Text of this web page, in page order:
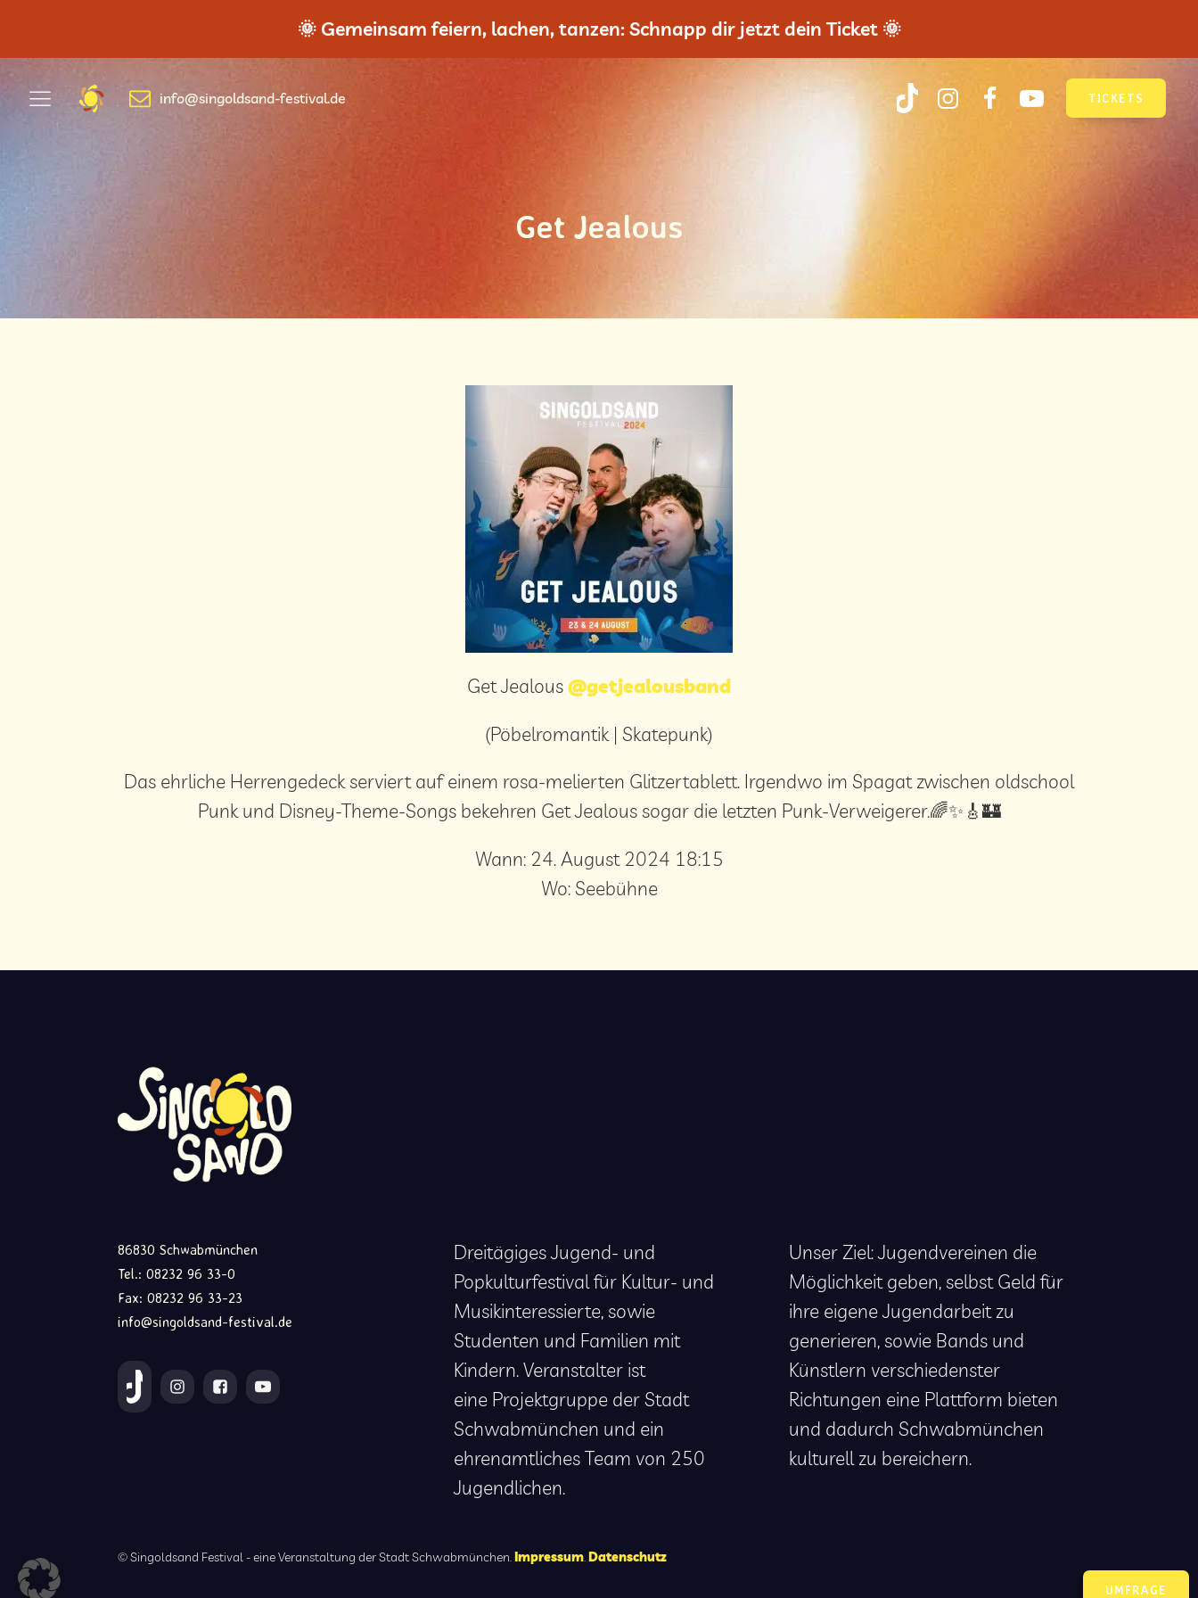
🌞 Gemeinsam feiern, lachen, tanzen: Schnapp dir jetzt dein Ticket 🌞
info@singoldsand-festival.de TICKETS
Get Jealous
Get Jealous@getjealousband
(Pöbelromantik | Skatepunk)
Das ehrliche Herrengedeck serviert auf einem rosa-melierten Glitzertablett. Irgendwo im Spagat zwischen oldschool
Punk und Disney-Theme-Songs bekehren Get Jealous sogar die letzten Punk-Verweigerer.🌈✨🎸🏰
Wann: 24. August 2024 18:15
Wo:Seebühne
86830 Schwabmünchen
Tel.: 08232 96 33-0
Fax: 08232 96 33-23
info@singoldsand-festival.de
Dreitägiges Jugend- und
Popkulturfestival für Kultur- und
Musikinteressierte, sowie
Studenten und Familien mit
Kindern. Veranstalter ist
eine Projektgruppe der Stadt
Schwabmünchen und ein
ehrenamtliches Team von 250
Jugendlichen.
Unser Ziel: Jugendvereinen die
Möglichkeit geben, selbst Geld für
ihre eigene Jugendarbeit zu
generieren, sowie Bands und
Künstlern verschiedenster
Richtungen eine Plattform bieten
und dadurch Schwabmünchen
kulturell zu bereichern.
© Singoldsand Festival - eine Veranstaltung der Stadt Schwabmünchen. Impressum Datenschutz
UMFRAGE